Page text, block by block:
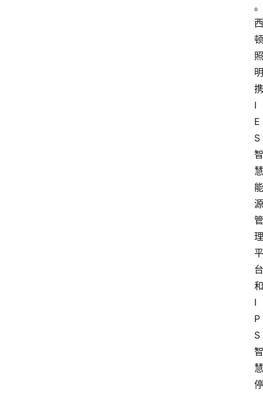
。
西
顿
照
明
携
I
E
S
智
慧
能
源
管
理
平
台
和
I
P
S
智
慧
停